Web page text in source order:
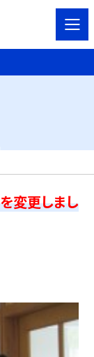
変更しまし